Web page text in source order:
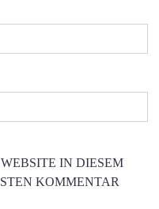
IN DIESEM
KOMMENTAR